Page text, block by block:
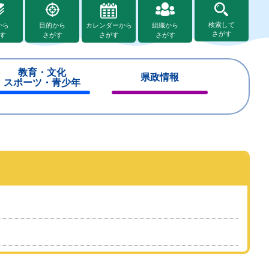
ら
目的から
さがす
カレンダーから
さがす
組織から
さがす
検索して
さがす
教育・文化
スポーツ・青少年
県政情報
じ